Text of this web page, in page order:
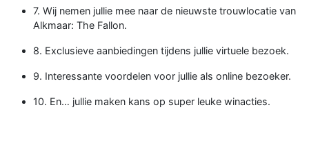
7. Wij nemen jullie mee naar de nieuwste trouwlocatie van
Alkmaar: The Fallon.
8. Exclusieve aanbiedingen tijdens jullie virtuele bezoek.
9. Interessante voordelen voor jullie als online bezoeker.
10. En… jullie maken kans op super leuke winacties.